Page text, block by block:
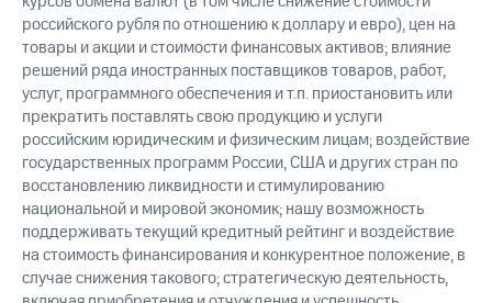
российского рубля по отношению к доллару и евро), цен на
товары и акции и стоимости финансовых активов; влияние
решений ряда иностранных поставщиков товаров, работ,
услуг, программного обеспечения и т.п. приостановить или
прекратить поставлять свою продукцию и услуги
российским юридическим и физическим лицам; воздействие
государственных программ России, США и других стран по
восстановлению ликвидности и стимулированию
национальной и мировой экономик; нашу возможность
поддерживать текущий кредитный рейтинг и воздействие
на стоимость финансирования и конкурентное положение, в
случае снижения такового; стратегическую деятельность,